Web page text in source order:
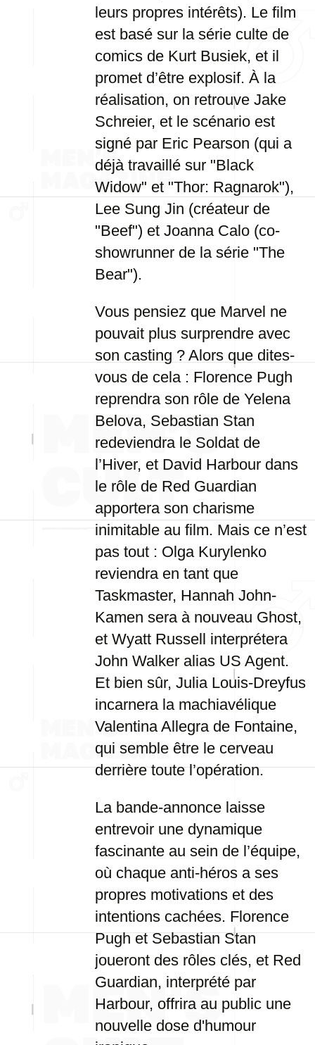
leurs propres intérêts). Le film
est basé sur la série culte de
comics de Kurt Busiek, et il
promet d’être explosif. À la
réalisation, on retrouve Jake
Schreier, et le scénario est
signé par Eric Pearson (qui a
déjà travaillé sur "Black
Widow" et "Thor: Ragnarok"),
Lee Sung Jin (créateur de
"Beef") et Joanna Calo (co-
showrunner de la série "The
Bear").
Vous pensiez que Marvel ne
pouvait plus surprendre avec
son casting ? Alors que dites-
vous de cela : Florence Pugh
reprendra son rôle de Yelena
Belova, Sebastian Stan
redeviendra le Soldat de
l’Hiver, et David Harbour dans
le rôle de Red Guardian
apportera son charisme
inimitable au film. Mais ce n’est
pas tout : Olga Kurylenko
reviendra en tant que
Taskmaster, Hannah John-
Kamen sera à nouveau Ghost,
et Wyatt Russell interprétera
John Walker alias US Agent.
Et bien sûr, Julia Louis-Dreyfus
incarnera la machiavélique
Valentina Allegra de Fontaine,
qui semble être le cerveau
derrière toute l’opération.
La bande-annonce laisse
entrevoir une dynamique
fascinante au sein de l’équipe,
où chaque anti-héros a ses
propres motivations et des
intentions cachées. Florence
Pugh et Sebastian Stan
joueront des rôles clés, et Red
Guardian, interprété par
Harbour, offrira au public une
nouvelle dose d'humour